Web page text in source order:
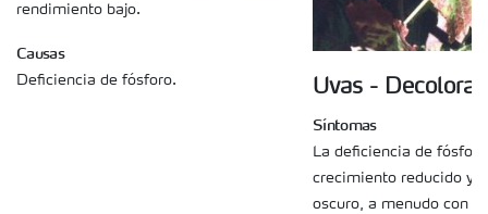
rendimiento bajo.
Causas
Deficiencia de fósforo. Uvas -
Síntomas
La deficiencia de
crecimiento reducido y
oscuro, a menudo con